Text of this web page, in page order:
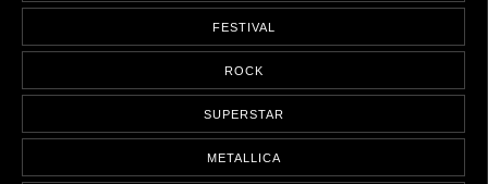
FESTIVAL
ROCK
SUPERSTAR
METALLICA